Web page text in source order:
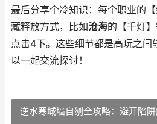
最后分享个冷知识：每个职业的
藏释放方式，比如沧海的【千灯
点击4下。这些细节都是高玩之间
以一起交流探讨！
逆水寒城墙自刎全攻略：避开陷